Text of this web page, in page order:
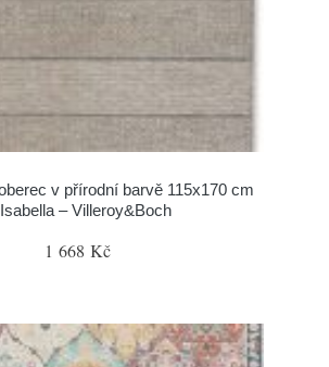
v přírodní barvě 115x170 cm
Isabella – Villeroy&Boch
1 668 Kč